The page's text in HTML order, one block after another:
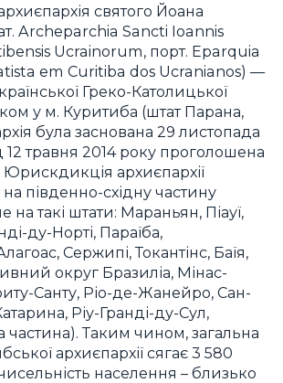
святого Йоана
Archeparchia Sancti Ioannis
Ucrainorum, порт. Eparquia
em Curitiba dos Ucranianos) —
Греко-Католицької
у м. Куритиба (штат Парана,
була заснована 29 листопада
12 травня 2014 року проголошена
Юрискдикція архиєпархії
південно-східну частину
на такі штати: Мараньян, Піауї,
ду-Норті‎, Параїба,
Сержипі, Токантінс, Баїя,
округ Бразиліа, Мінас-
Санту, Ріо-де-Жанейро, Сан-
Ріу-Гранді-ду-Сул‎,
частина). Таким чином, загальна
архиєпархії сягає 3 580
населення – близько